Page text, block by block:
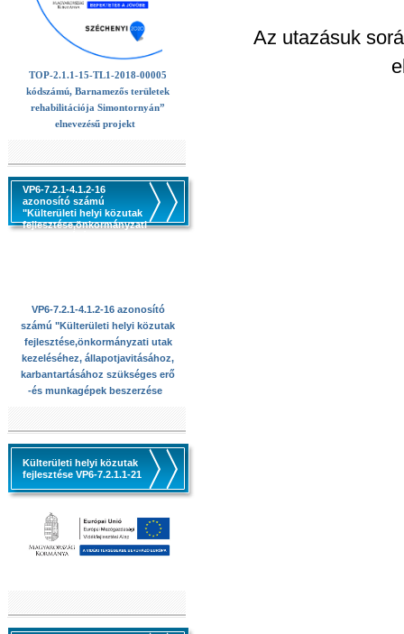
TOP-2.1.1-15-TL1-2018-00005
kódszámú, Barnamezős területek
rehabilitációja Simontornyán”
elnevezésű projekt
VP6-7.2.1-4.1.2-16
azonosító számú
"Külterületi helyi közutak
fejlesztése,önkormányzati
VP6-7.2.1-4.1.2-16 azonosító
számú "Külterületi helyi közutak
fejlesztése,önkormányzati utak
kezeléséhez, állapotjavitásához,
karbantartásához szükséges erő
-és munkagépek beszerzése
Külterületi helyi közutak
fejlesztése VP6-7.2.1.1-21
Az utazásuk